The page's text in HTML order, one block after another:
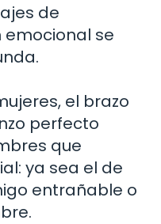
de
emocional se
el brazo
perfecto
que
ya sea el de
entrañable o